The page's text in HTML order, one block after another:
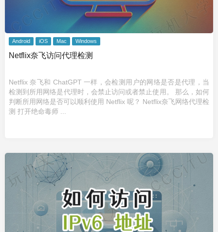
Android iOS Mac Windows
Netflix奈飞访问代理检测
Netflix 奈飞和 ChatGPT 一样，会检测用户的网络是否是代理，当
检测到所用网络是代理时，会禁止访问或者禁止使用。 那么，如何
判断所用网络是否可以顺利使用 Netflix 呢？ Netflix奈飞网络代理检
测 打开绝命毒师 ...